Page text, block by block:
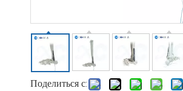
Поделиться с: